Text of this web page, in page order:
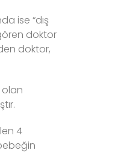
ise “dış
doktor
doktor,
olan
4